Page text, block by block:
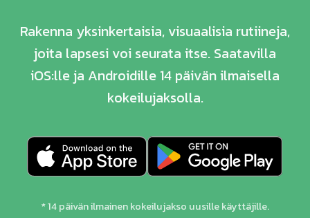
Rakenna yksinkertaisia, visuaalisia rutiineja,
joita lapsesi voi seurata itse. Saatavilla
iOS:lle ja Androidille 14 päivän ilmaisella
kokeilujaksolla.
* 14 päivän ilmainen kokeilujakso uusille käyttäjille.